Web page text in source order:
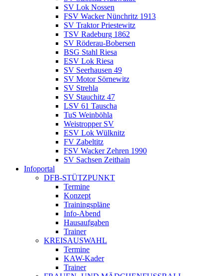
SV Lok Nossen
FSV Wacker Nünchritz 1913
SV Traktor Priestewitz
TSV Radeburg 1862
SV Röderau-Bobersen
BSG Stahl Riesa
ESV Lok Riesa
SV Seerhausen 49
SV Motor Sörnewitz
SV Strehla
SV Stauchitz 47
LSV 61 Tauscha
TuS Weinböhla
Weistropper SV
ESV Lok Wülknitz
FV Zabeltitz
FSV Wacker Zehren 1990
SV Sachsen Zeithain
Infoportal
DFB-STÜTZPUNKT
Termine
Konzept
Trainingspläne
Info-Abend
Hausaufgaben
Trainer
KREISAUSWAHL
Termine
KAW-Kader
Trainer